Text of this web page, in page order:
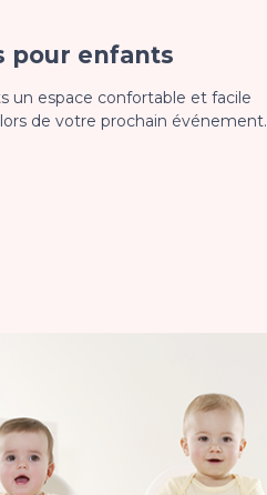
pour enfants
un espace confortable et facile
de votre prochain événement.